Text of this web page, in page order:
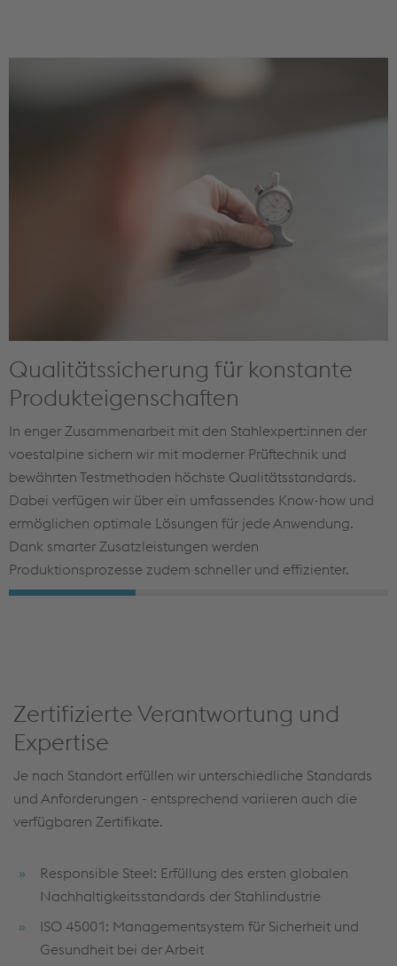
Qualitätssicherung für konstante
Produkteigenschaften
In enger Zusammenarbeit mit den Stahlexpert:innen der
voestalpine sichern wir mit moderner Prüftechnik und
bewährten Testmethoden höchste Qualitätsstandards.
Dabei verfügen wir über ein umfassendes Know-how und
ermöglichen optimale Lösungen für jede Anwendung.
Dank smarter Zusatzleistungen werden
Produktionsprozesse zudem schneller und effizienter.
Zertifizierte Verantwortung und
Expertise
Je nach Standort erfüllen wir unterschiedliche Standards
und Anforderungen - entsprechend variieren auch die
verfügbaren Zertifikate.
Responsible Steel: Erfüllung des ersten globalen
Nachhaltigkeitsstandards der Stahlindustrie
ISO 45001: Managementsystem für Sicherheit und
Gesundheit bei der Arbeit